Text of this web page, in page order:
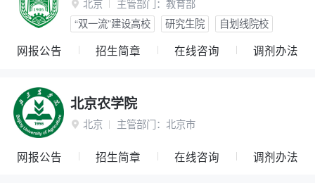
 北京 主管部门： 教育部
“双一流”建设高校
研究生院 自划线院校
网报公告 招生简章 在线咨询 调剂办法
北京农学院
 北京 主管部门： 北京市
网报公告 招生简章 在线咨询 调剂办法